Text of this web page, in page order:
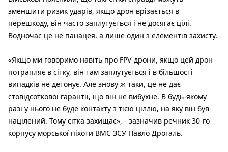
зменшити ризик ударів, якщо дрон врізається в
перешкоду, він часто заплутується і не досягає цілі.
Водночас це не панацея, а лише один з елементів захисту.
«Якщо ми говоримо навіть про FPV-дрони, якщо цей дрон
потрапляє в сітку, він там заплутується і в більшості
випадків не детонує. Але знову ж таки, це не дає
стовідсоткової гарантії, що він не вибухне. В будь-якому
разі у нього не буде контакту з тією ціллю, на яку він був
націлений. Тому сітка захищає», - зазначив речник 30-го
корпусу морської піхоти ВМС ЗСУ Павло Дрогаль.